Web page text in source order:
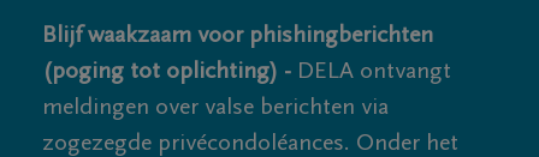
Blijf waakzaam voor phishingberichten
(poging tot oplichting) - DELA ontvangt
meldingen over valse berichten via
zogezegde privécondoléances. Onder het